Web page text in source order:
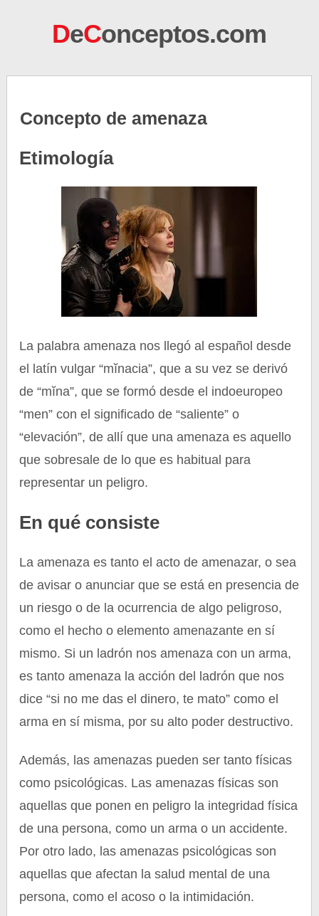
DeConceptos.com
Concepto de amenaza
Etimología
La palabra amenaza nos llegó al español desde
el latín vulgar “mĭnacia”, que a su vez se derivó
de “mĭna”, que se formó desde el indoeuropeo
“men” con el significado de “saliente” o
“elevación”, de allí que una amenaza es aquello
que sobresale de lo que es habitual para
representar un peligro.
En qué consiste
La amenaza es tanto el acto de amenazar, o sea
de avisar o anunciar que se está en presencia de
un riesgo o de la ocurrencia de algo peligroso,
como el hecho o elemento amenazante en sí
mismo. Si un ladrón nos amenaza con un arma,
es tanto amenaza la acción del ladrón que nos
dice “si no me das el dinero, te mato” como el
arma en sí misma, por su alto poder destructivo.
Además, las amenazas pueden ser tanto físicas
como psicológicas. Las amenazas físicas son
aquellas que ponen en peligro la integridad física
de una persona, como un arma o un accidente.
Por otro lado, las amenazas psicológicas son
aquellas que afectan la salud mental de una
persona, como el acoso o la intimidación.